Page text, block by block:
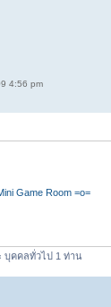
4:56 pm
Game Room =o=
บุคคลทั่วไป 1 ท่าน